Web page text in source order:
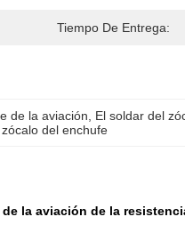
Tiempo De Entrega:
de la aviación El soldar del
del enchufe
la aviación de la